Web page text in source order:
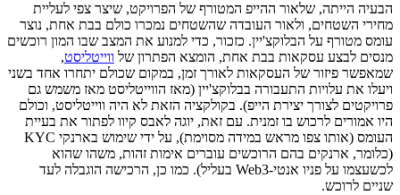
הבעיה הייתה, שלאור ההייפ המטורף של הפרויקט, שיצר צפי לעליית
מחירי השטחים, ולאור העובדה שהשטחים נמכרו כולם בבת אחת, נוצר
עומס מטורף על הבלוקצ'יין. כזכור, כדי למנוע את המצב שבו המון רוכשים
מנסים לבצע עסקאות בבת אחת, הומצא הפתרון של ווייטליסט,
שמאפשר פיזור של העסקאות לאורך זמן, במקום שכולם יתחרו אחד בשני
ויעלו את עלויות התעבורה בבלוקצ'יין (מאז הווייטליסט מאז משמש גם
פרויקטים לצורך יצירת הייפ). בקולקציה הזאת לא היה ווייטליסט, וכולם
היו אמורים לרכוש בו זמנית. עם זאת, יוגה לאבס קיוו לפתור את בעיית
העומס (אותו צפו מראש במידה מסוימת), על ידי שימוש בארנקי KYC
(כלומר, ארנקים בהם הרוכשים עוברים אימות זהות, משהו שהוא
לכשעצמו על פניו אנטי-Web3 בעליל). כמו כן, הרכישה הוגבלה לעד
שניים לרוכש.